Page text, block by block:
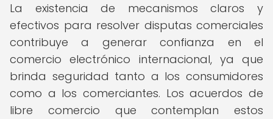
La existencia de mecanismos claros y
efectivos para resolver disputas comerciales
contribuye a generar confianza en el
comercio electrónico internacional, ya que
brinda seguridad tanto a los consumidores
como a los comerciantes. Los acuerdos de
libre comercio que contemplan estos